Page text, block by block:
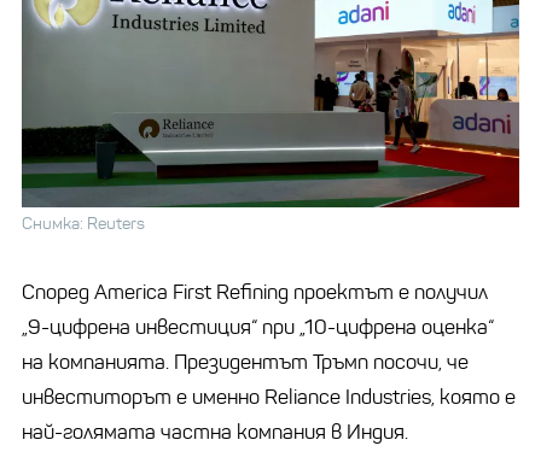
Снимка: Reuters
Според America First Refining проектът е получил
„9-цифрена инвестиция“ при „10-цифрена оценка“
на компанията. Президентът Тръмп посочи, че
инвеститорът е именно Reliance Industries, която е
най-голямата частна компания в Индия.